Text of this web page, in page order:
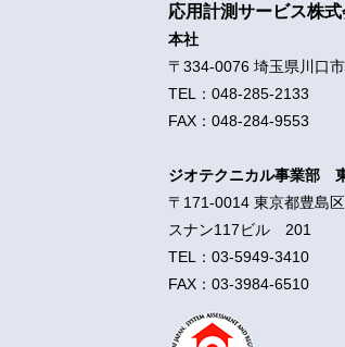
応用計測サービス株
本社
〒334-0076 埼玉県川口
TEL：048-285-2133
FAX：048-284-9553
ジオテクニカル事業部
〒171-0014 東京都豊島
スナン117ビル 201
TEL：03-5949-3410
FAX：03-3984-6510